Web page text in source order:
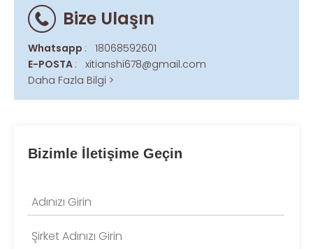
Bize Ulaşın
Whatsapp : 18068592601
E-POSTA :
xitianshi678@gmail.com
Daha Fazla Bilgi >
Bizimle İletişime Geçin